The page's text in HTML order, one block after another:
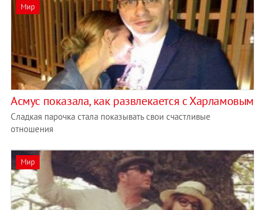
Мир
Асмус показала, как развлекается с Харламовым
Сладкая парочка стала показывать свои счастливые
отношения
Мир